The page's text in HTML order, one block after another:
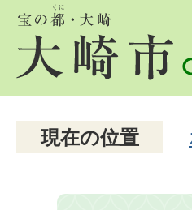
現在の位置